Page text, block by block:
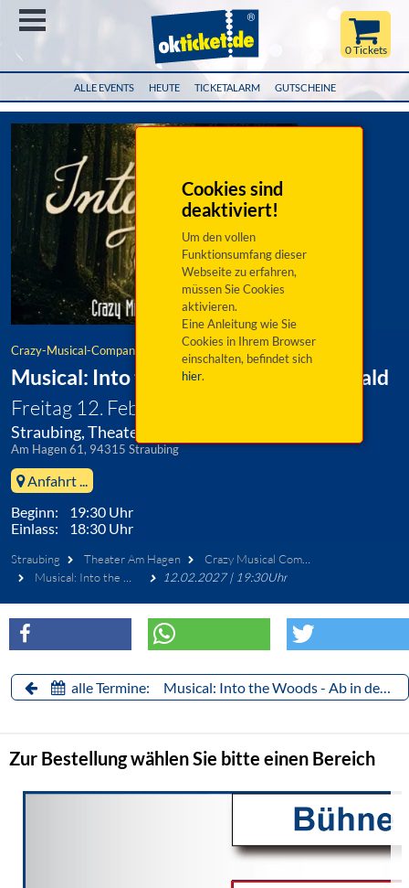
ALLE EVENTS HEUTE TICKETALARM GUTSCHEINE
0 Tickets
Cookies sind
deaktiviert!
Um den vollen
Funktionsumfang dieser
Webseite zu erfahren,
müssen Sie Cookies
aktivieren.
Eine Anleitung wie Sie
Cookies in Ihrem Browser
einschalten, befindet sich
hier.
Crazy-Musical-Company
Musical: Into the Woods - Ab in den Wald
Freitag 12. Februar 2027
Straubing, Theater Am Hagen
Am Hagen 61, 94315 Straubing
Anfahrt ...
Beginn: 19:30 Uhr
Einlass: 18:30 Uhr
Straubing Theater Am Hagen
Crazy Musical Company Straubing
Musical: Into the Woods - Ab in den Wald
12.02.2027 | 19:30Uhr
alle Termine: Musical: Into the Woods - Ab in den Wald
Zur Bestellung wählen Sie bitte einen Bereich